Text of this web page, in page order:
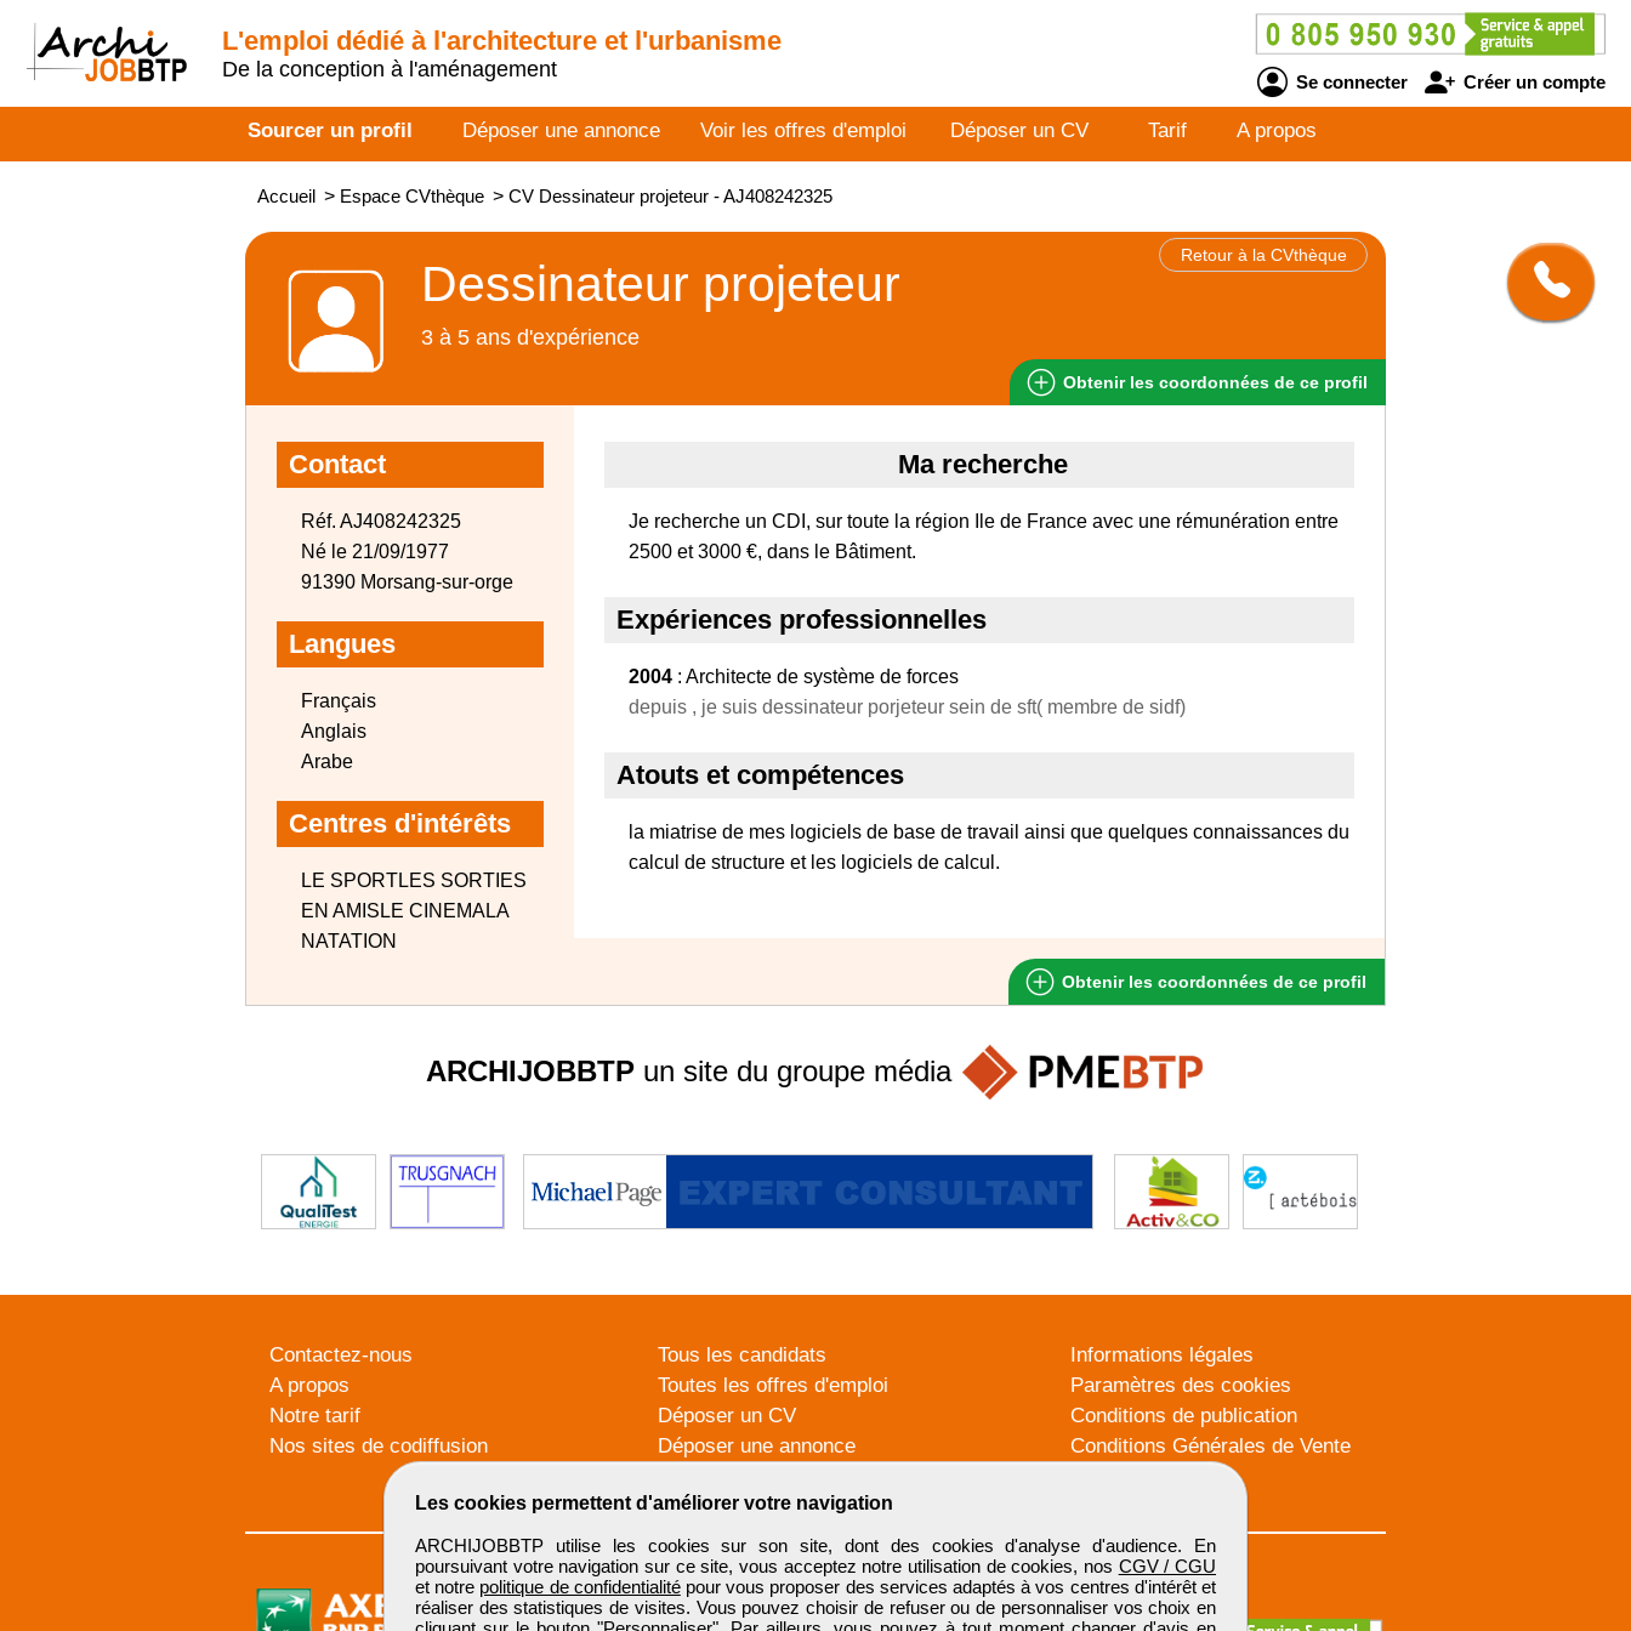
L'emploi dédié à l'architecture et l'urbanisme
De la conception à l'aménagement
Se connecter Créer un compte
Sourcer un profil Déposer une annonce Voir les offres d'emploi Déposer un CV Tarif A propos
Accueil > Espace CVthèque > CV Dessinateur projeteur - AJ408242325
Retour à la CVthèque
Dessinateur projeteur
3 à 5 ans d'expérience
Obtenir les coordonnées de ce profil
Contact
Réf. AJ408242325
Né le 21/09/1977
91390 Morsang-sur-orge
Langues
Français
Anglais
Arabe
Centres d'intérêts
LE SPORTLES SORTIES
EN AMISLE CINEMALA
NATATION
Ma recherche
Je recherche un CDI, sur toute la région Ile de France avec une rémunération entre
2500 et 3000 €, dans le Bâtiment.
Expériences professionnelles
2004 : Architecte de système de forces
depuis , je suis dessinateur porjeteur sein de sft( membre de sidf)
Atouts et compétences
la miatrise de mes logiciels de base de travail ainsi que quelques connaissances du
calcul de structure et les logiciels de calcul.
Obtenir les coordonnées de ce profil
Les cookies permettent d'améliorer votre navigation
ARCHIJOBBTP utilise les cookies sur son site, dont des cookies d'analyse d'audience. En
poursuivant votre navigation sur ce site, vous acceptez notre utilisation de cookies, nos CGV / CGU
et notre politique de confidentialitépour vous proposer des services adaptés à vos centres d'intérêt et
réaliser des statistiques de visites. Vous pouvez choisir de refuser ou de personnaliser vos choix en
ARCHIJOBBTPun site du groupe média
Contactez-nous
A propos
Notre tarif
Nos sites de codiffusion
Tous les candidats
Toutes les offres d'emploi
Déposer un CV
Déposer une annonce
Informations légales
Paramètres des cookies
Conditions de publication
Conditions Générales de Vente